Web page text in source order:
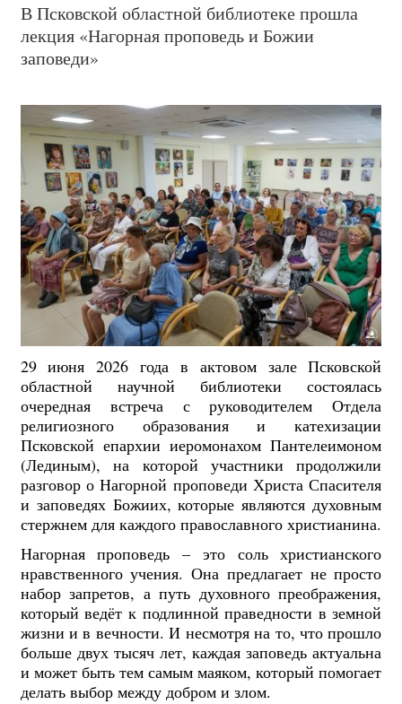
В Псковской областной библиотеке прошла
лекция «Нагорная проповедь и Божии
заповеди»
29 июня 2026 года в актовом зале Псковской
областной научной библиотеки состоялась
очередная встреча с руководителем Отдела
религиозного образования и катехизации
Псковской епархии иеромонахом Пантелеимоном
(Лединым), на которой участники продолжили
разговор о Нагорной проповеди Христа Спасителя
и заповедях Божиих, которые являются духовным
стержнем для каждого православного христианина.
Нагорная проповедь – это соль христианского
нравственного учения. Она предлагает не просто
набор запретов, а путь духовного преображения,
который ведёт к подлинной праведности в земной
жизни и в вечности. И несмотря на то, что прошло
больше двух тысяч лет, каждая заповедь актуальна
и может быть тем самым маяком, который помогает
делать выбор между добром и злом.